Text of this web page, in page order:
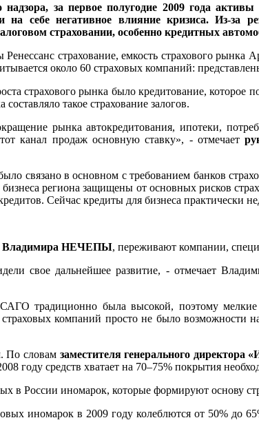
за первое полугодие 2009 года
себе негативное влияние кризиса. Из-за
страховании, особенно кредитных
страхование, емкость страхового рынка
около 60 страховых компаний:
страхового рынка было кредитование, которое
такое страхование залогов.
рынка автокредитования, ипотеки,
канал продаж основную ставку», - отмечает
связано в основном с требованием банков
региона защищены от основных рисков
Сейчас кредиты для бизнеса практически
Владимира НЕЧЕПЫ, переживают компании,
свое дальнейшее развитие, - отмечает
традиционно была высокой, поэтому
компаний просто не было
По словам заместителя генерального
году средств хватает на 70–75% покрытия
в России иномарок, которые формируют основу
иномарок в 2009 году колеблются от 50% до